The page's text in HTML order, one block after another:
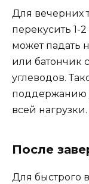
Для вечерних
перекусить 1-
может падать
или батончик
углеводов.
поддержанию
всей нагрузки.
После
Для быстрого